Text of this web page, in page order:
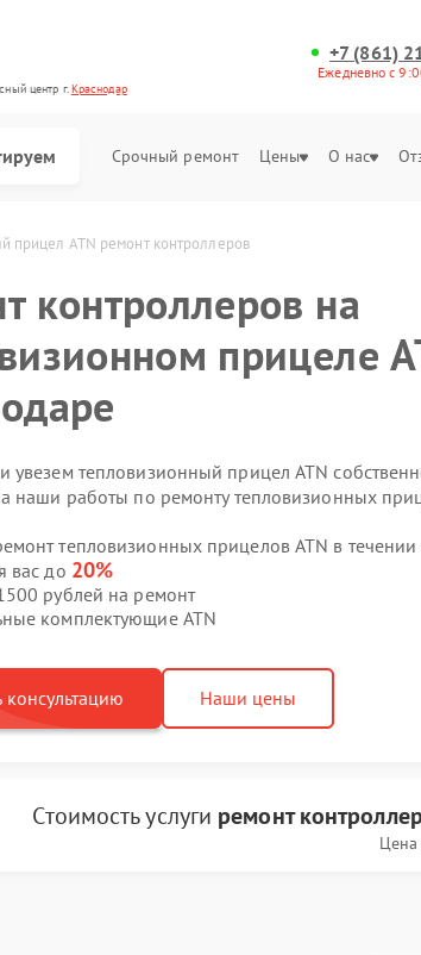
центр г.Краснодар
+7 (861)
Ежедневно с
Срочный ремонт Цены О нас
прицел ATN ремонт контроллеров
контроллеров на
прицеле
увезем тепловизионный прицел ATN
наши работы по ремонту тепловизионных
тепловизионных прицелов ATN в течении
вас до 20%
рублей на ремонт
комплектующие ATN
консультацию Наши цены
Стоимость услуги ремонт
Цена